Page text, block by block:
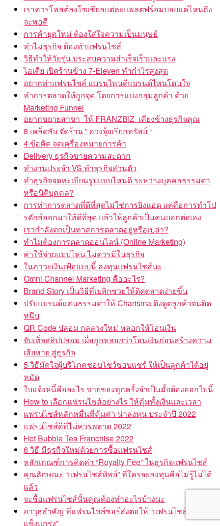
เราควรโพสต์ลงโซเชียลแต่ละแพลตฟร์อมบ่อยแค่ไหนถึง
จะพอดี
การค้ายุคใหม่ ต้องใส่ใจความเป็นมนุษย์
ทำไมธุรกิจ ต้องทำแฟรนไชส์
วิธีทำให้วัยรุ่น ประสบความสำเร็จเร็วและแรง
ไอเดีย เปิดร้านข้าง 7-Eleven ทำกำไรสูงสุด
อยากทำแฟรนไชส์ แบรนไหนดีแบรนด์ไหนโดนใจ
ทำการตลาดให้ถูกจุด โดยการแบ่งกลุ่มลูกค้า ด้วย
Marketing Funnel
อยากขยายสาขา ให้ FRANZBIZ เคียงข้างธุรกิจคุณ
8 เคล็ดลับ จัดร้าน ” ฮวงจุ้ยเรียกทรัพย์ “
4 ข้อคิด จดเครื่องหมายการค้า
Delivery ธุรกิจขายความสะดวก
ทำงานประจำ VS ทำธุรกิจส่วนตัว
ทำธุรกิจจดทะเบียนรูปแบบไหนดี ระหว่างบุคคลธรรมดา
หรือนิติบุคคล?
การทำการตลาดที่ดีที่สุดไม่ใช่การยิงแอด แต่คือการทำโป
รดักส์ออกมาให้ดีที่สุด แล้วให้ลูกค้าเป็นคนบอกต่อเอง
เรากำลังตกเป็นทาสการตลาดอยู่หรือเปล่า?
ทำไมต้องการตลาดออนไลน์ (Online Marketing)
ค่าใช้จ่ายแบบไหน ไม่ควรมีในธุรกิจ
ในภาวะเงินเฟ้อแบบนี้ ลงทุนแฟรนไชส์นะ
Omni Channel Marketing คืออะไร?
Brand Story เป็นวิธีที่เบสิกช่วยให้ติดตลาดง่ายขึ้น
ปรับแบรนด์แสนธรรมดาให้ Charisma ดึงดูดลูกค้าจนติด
หนึบ
QR Code ปลอม กลลวงใหม่ หลอกให้โอนเงิน
จับเท็จสลิปปลอม เผื่อถูกหลอกว่าโอนเงินก่อนสร้างความ
เสียหาย สู่ธุรกิจ
5 วิธีมัดใจผู้บริโภคชอบโชว์ชอบแชร์ ให้เป็นลูกค้าได้อยู่
หมัด
ใบแจ้งหนี้คืออะไร ขายของทุกครั้งจำเป็นมั้ยต้องออกใบนี้
How to เลือกแฟรนไชส์อย่างไร ให้คุ้มทั้งเงินและเวลา
แฟรนไชส์หลักหมื่นที่คุ้มค่า น่าลงทุน ประจำปี 2022
แฟรนไชส์ดีที่ไม่ควรพลาด 2022
Hot Bubble Tea Franchise 2022
6 วิธี มีธุรกิจใหม่ด้วยการซื้อแฟรนไชส์
หลักเกณฑ์การคิดค่า “Royalty Fee” ในธุรกิจแฟรนไชส์
คุณลักษณะ “แฟรนไชส์ทิพย์” ที่ใครจะลงทุนคือไม่รู้ไม่ได้
แล้ว
จะซื้อแฟรนไชส์นั้นคุณต้องทำอะไรบ้างนะ
อาวุธสำคัญ ที่แฟรนไชส์ซอร์ส่งต่อให้ “แฟรนไชส์ซี
แข็งแกร่ง”